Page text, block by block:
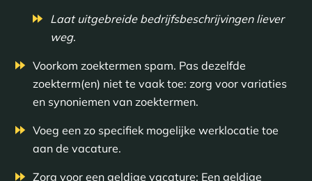
Laat uitgebreide bedrijfsbeschrijvingen liever
weg.
Voorkom zoektermen spam. Pas dezelfde
zoekterm(en) niet te vaak toe: zorg voor variaties
en synoniemen van zoektermen.
Voeg een zo specifiek mogelijke werklocatie toe
aan de vacature.
Zorg voor een geldige vacature: Een geldige